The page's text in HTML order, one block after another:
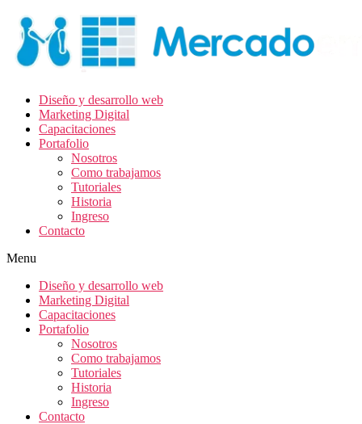
Diseño y desarrollo web
Marketing Digital
Capacitaciones
Portafolio
Nosotros
Como trabajamos
Tutoriales
Historia
Ingreso
Contacto
Menu
Diseño y desarrollo web
Marketing Digital
Capacitaciones
Portafolio
Nosotros
Como trabajamos
Tutoriales
Historia
Ingreso
Contacto